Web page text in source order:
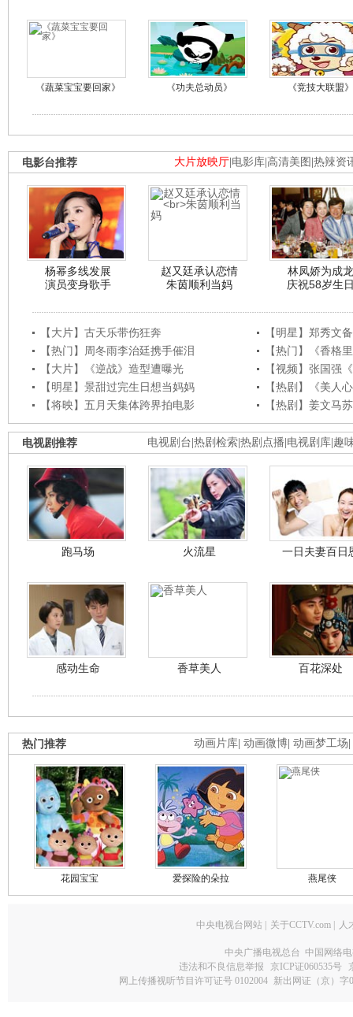
《蔬菜宝宝要回家》 《功夫总动员》 《竞技大联盟》
大片放映厅 电影库 高清美图 热辣资
电影台推荐
杨幂多线发展
演员变身歌手
赵又廷承认恋情
朱茵顺利当妈
林凤娇为成龙
庆祝58岁生
【大片】古天乐带伤狂奔
【明星】郑秀文
【热门】周冬雨李治廷携手催泪
【热门】《香格
【大片】《逆战》造型遭曝光
【视频】张国强
【明星】景甜过完生日想当妈妈
【热剧】《美人
【将映】五月天集体跨界拍电影
【热剧】姜文马
电视剧台 热剧检索 热剧点播 电视剧库 趣
电视剧推荐
跑马场 火流星 一日夫妻百日
感动生命 香草美人 百花深处
动画片库 动画微博 动画梦工场
热门推荐
花园宝宝 爱探险的朵拉 燕尾侠
中央电视台网站 关于CCTV.com 人
中央广播电视总台 中国网络
违法和不良信息举报
京ICP证060535号
网上传播视听节目许可证号 0102004 新出网证（京）